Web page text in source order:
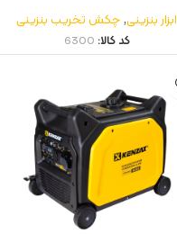
ابزار بنزینی,چکش تخریب بنزینی
کد کالا: 6300